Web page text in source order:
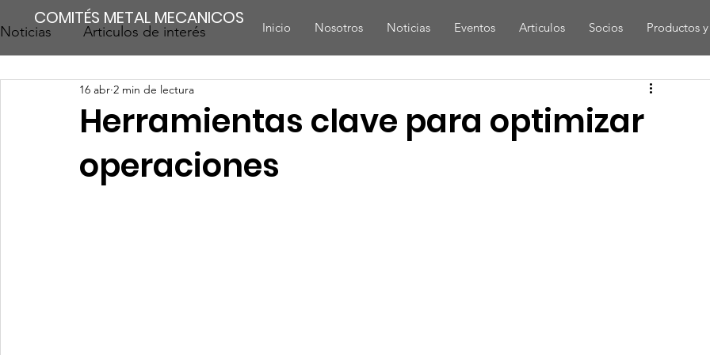
COMITÉS METAL MECANICOS Inicio Nosotros Noticias Eventos Articulos Socios Productos
Noticias Articulos de interés
Herramientas clave para optimizar
operaciones
16 abr 2 min de lectura